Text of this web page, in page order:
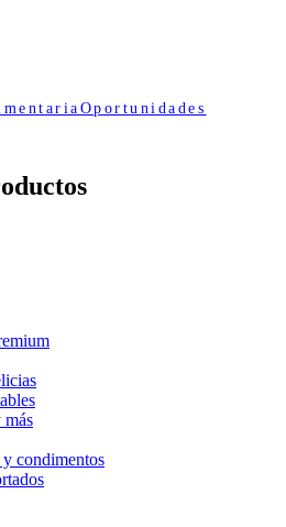
Oportunidades
más
condimentos